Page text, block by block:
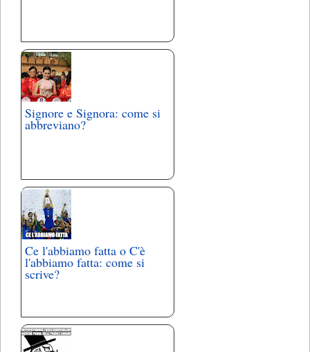
Signore e Signora: come si
abbreviano?
Ce l'abbiamo fatta o C'è
l'abbiamo fatta: come si
scrive?